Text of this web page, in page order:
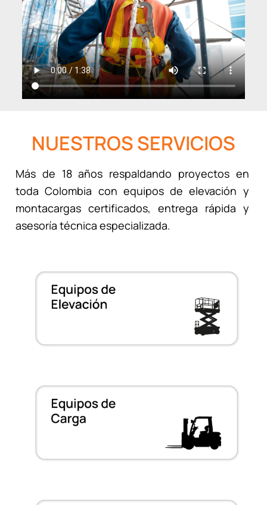
NUESTROS SERVICIOS
Más de 18 años respaldando proyectos en
toda Colombia con equipos de elevación y
montacargas certificados, entrega rápida y
asesoría técnica especializada.